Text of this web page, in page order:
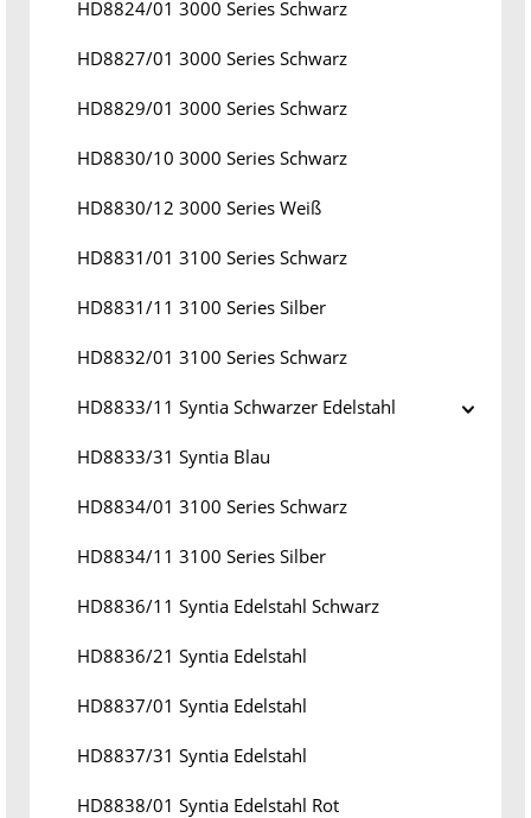
HD8824/01 3000 Series Schwarz
HD8827/01 3000 Series Schwarz
HD8829/01 3000 Series Schwarz
HD8830/10 3000 Series Schwarz
HD8830/12 3000 Series Weiß
HD8831/01 3100 Series Schwarz
HD8831/11 3100 Series Silber
HD8832/01 3100 Series Schwarz
HD8833/11 Syntia Schwarzer Edelstahl
HD8833/31 Syntia Blau
HD8834/01 3100 Series Schwarz
HD8834/11 3100 Series Silber
HD8836/11 Syntia Edelstahl Schwarz
HD8836/21 Syntia Edelstahl
HD8837/01 Syntia Edelstahl
HD8837/31 Syntia Edelstahl
HD8838/01 Syntia Edelstahl Rot